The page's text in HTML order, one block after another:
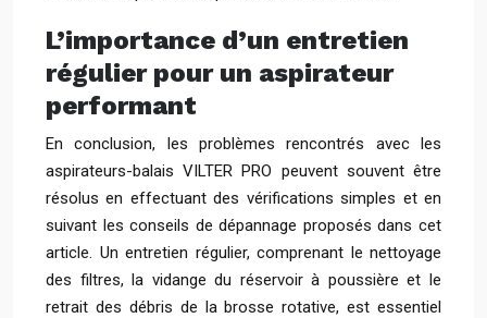
L’importance d’un entretien
régulier pour un aspirateur
performant
En conclusion, les problèmes rencontrés avec les
aspirateurs-balais VILTER PRO peuvent souvent être
résolus en effectuant des vérifications simples et en
suivant les conseils de dépannage proposés dans cet
article. Un entretien régulier, comprenant le nettoyage
des filtres, la vidange du réservoir à poussière et le
retrait des débris de la brosse rotative, est essentiel